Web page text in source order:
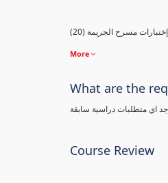
إختبارات مسرح الجريمة
More
What are the
اي متطلبات دراسية سابقة
Course Review